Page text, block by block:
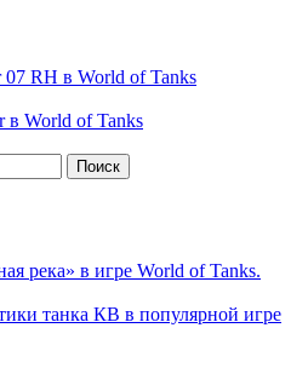
RH в World of Tanks
в World of Tanks
река» в игре World of Tanks.
танка КВ в популярной игре